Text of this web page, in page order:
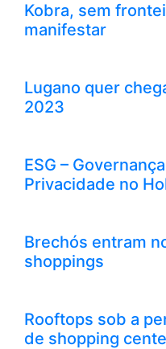
Kobra, sem
manifestar
Lugano quer
2023
ESG –
Privacidade no
Brechós entram
shoppings
Rooftops sob a
de shopping